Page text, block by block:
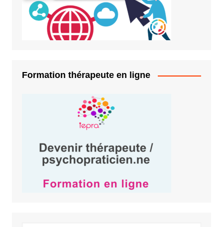
Formation thérapeute en ligne